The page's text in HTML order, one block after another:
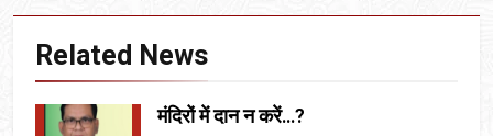
Related News
मंदिरों में दान न करें…?